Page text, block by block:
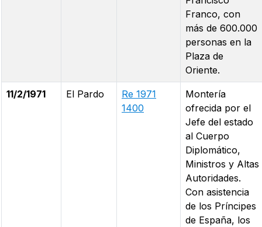
Franco, con
más de 600.000
personas en la
Plaza de
Oriente.
11/2/1971 El Pardo
Re 1971
1400
Montería
ofrecida por el
Jefe del estado
al Cuerpo
Diplomático,
Ministros y Altas
Autoridades.
Con asistencia
de los Príncipes
de España, los